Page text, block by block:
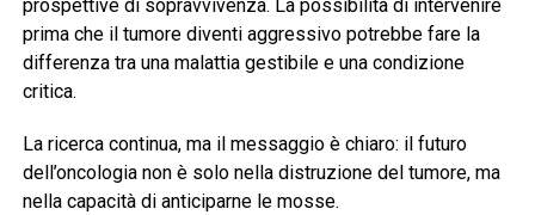
prospettive di sopravvivenza. La possibilità di intervenire
prima che il tumore diventi aggressivo potrebbe fare la
differenza tra una malattia gestibile e una condizione
critica.
La ricerca continua, ma il messaggio è chiaro: il futuro
dell’oncologia non è solo nella distruzione del tumore, ma
nella capacità di anticiparne le mosse.